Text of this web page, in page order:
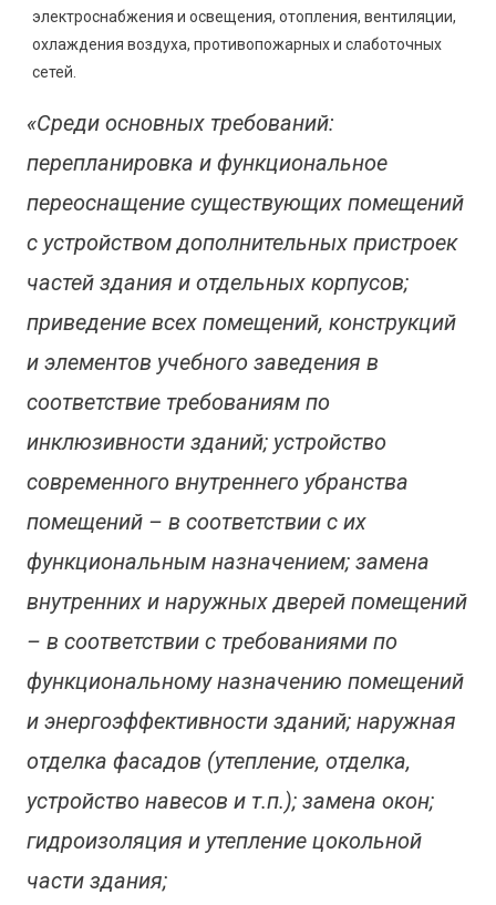
электроснабжения и освещения, отопления, вентиляции,
охлаждения воздуха, противопожарных и слаботочных
сетей.
«Среди основных требований:
перепланировка и функциональное
переоснащение существующих помещений
с устройством дополнительных пристроек
частей здания и отдельных корпусов;
приведение всех помещений, конструкций
и элементов учебного заведения в
соответствие требованиям по
инклюзивности зданий; устройство
современного внутреннего убранства
помещений – в соответствии с их
функциональным назначением; замена
внутренних и наружных дверей помещений
– в соответствии с требованиями по
функциональному назначению помещений
и энергоэффективности зданий; наружная
отделка фасадов (утепление, отделка,
устройство навесов и т.п.); замена окон;
гидроизоляция и утепление цокольной
части здания;